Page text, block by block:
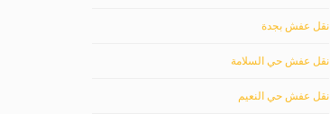
نقل عفش بجدة
نقل عفش حي السلامة
نقل عفش حي النعيم